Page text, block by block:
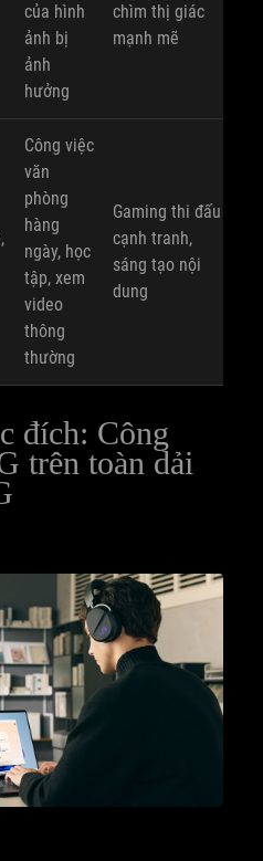
của hình
ảnh bị
ảnh
hưởng
chìm thị giác
mạnh mẽ
Công việc
văn
phòng
hàng
ngày, học
tập, xem
video
thông
thường
Gaming thi đấu
cạnh tranh,
sáng tạo nội
dung
đích: Công
trên toàn dải